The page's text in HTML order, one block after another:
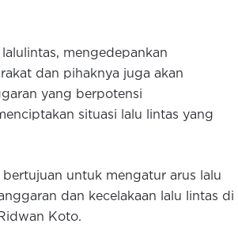
mengedepankan
dan pihaknya juga akan
yang berpotensi
situasi lalu lintas yang
untuk mengatur arus lalu
dan kecelakaan lalu lintas di
Koto.